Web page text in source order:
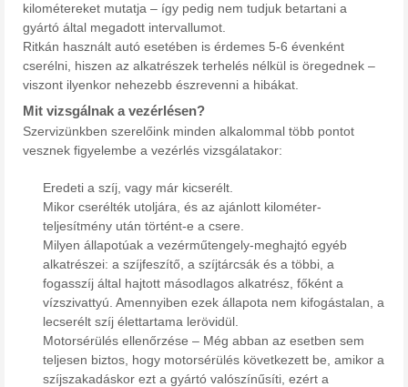
kilométereket mutatja – így pedig nem tudjuk betartani a
gyártó által megadott intervallumot.
Ritkán használt autó esetében is érdemes 5-6 évenként
cserélni, hiszen az alkatrészek terhelés nélkül is öregednek –
viszont ilyenkor nehezebb észrevenni a hibákat.
Mit vizsgálnak a vezérlésen?
Szervizünkben szerelőink minden alkalommal több pontot
vesznek figyelembe a vezérlés vizsgálatakor:
Eredeti a szíj, vagy már kicserélt.
Mikor cserélték utoljára, és az ajánlott kilométer-
teljesítmény után történt-e a csere.
Milyen állapotúak a vezérműtengely-meghajtó egyéb
alkatrészei: a szíjfeszítő, a szíjtárcsák és a többi, a
fogasszíj által hajtott másodlagos alkatrész, főként a
vízszivattyú. Amennyiben ezek állapota nem kifogástalan, a
lecserélt szíj élettartama lerövidül.
Motorsérülés ellenőrzése – Még abban az esetben sem
teljesen biztos, hogy motorsérülés következett be, amikor a
szíjszakadáskor ezt a gyártó valószínűsíti, ezért a